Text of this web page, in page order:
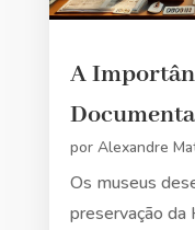
A
por Alexandre
Os museus
preservação da